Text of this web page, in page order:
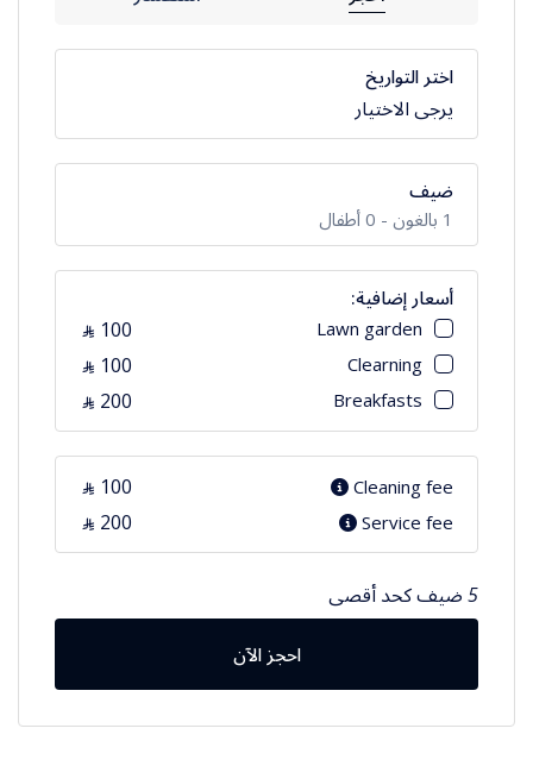
اختر التواريخ
يرجى الاختيار
ضيف
1 بالغون - 0 أطفال
بالغون
الأعمار 12+
أسعار إضافية:
Lawn garden
100
⃁
Clearning
100
⃁
Breakfasts
200
⃁
Cleaning fee
100
⃁
Service fee
200
⃁
5 ضيف كحد أقصى
احجز الآن